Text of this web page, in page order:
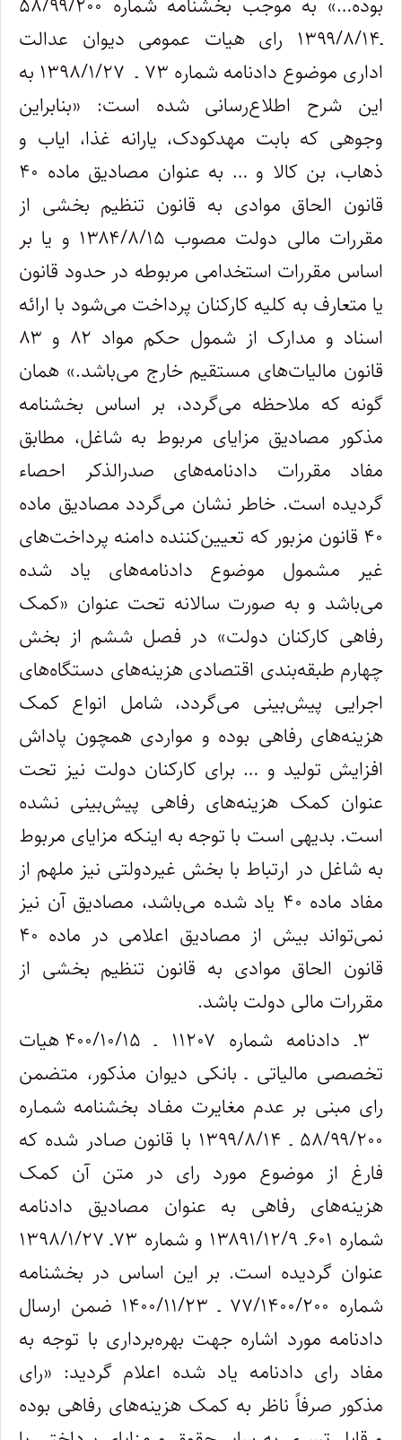
ـ۱۳۹۹/۸/۱۴ رای هیات عمومی دیوان عدالت
اداری موضوع دادنامه شماره ۷۳ ـ ۱۳۹۸/۱/۲۷ به
این شرح اطلاع‌رسانی شده است: «بنابراین
وجوهی که بابت مهدکودک، یارانه غذا، ایاب و
ذهاب، بن کالا و … به عنوان مصادیق ماده ۴۰
قانون الحاق موادی به قانون تنظیم بخشی از
مقررات مالی دولت مصوب ۱۳۸۴/۸/۱۵ و یا بر
اساس مقررات استخدامی مربوطه در حدود قانون
یا متعارف به کلیه کارکنان پرداخت می‌شود با ارائه
اسناد و مدارک از شمول حکم مواد ۸۲ و ۸۳
قانون مالیات‌های مستقیم خارج می‌باشد.» همان
گونه که ملاحظه می‌گردد، بر اساس بخشنامه
مذکور مصادیق مزایای مربوط به شاغل، مطابق
مفاد مقررات دادنامه‌های صدرالذکر احصاء
گردیده است. خاطر نشان می‌گردد مصادیق ماده
۴۰ قانون مزبور که تعیین‌کننده دامنه پرداخت‌های
غیر مشمول موضوع دادنامه‌های یاد شده
می‌باشد و به صورت سالانه تحت عنوان «کمک
رفاهی کارکنان دولت» در فصل ششم از بخش
چهارم طبقه‌بندی اقتصادی هزینه‌های دستگاه‌های
اجرایی پیش‌بینی می‌گردد، شامل انواع کمک
هزینه‌های رفاهی بوده و مواردی همچون پاداش
افزایش تولید و … برای کارکنان دولت نیز تحت
عنوان کمک هزینه‌های رفاهی پیش‌بینی نشده
است. بدیهی است با توجه به اینکه مزایای مربوط
به شاغل در ارتباط با بخش غیردولتی نیز ملهم از
مفاد ماده ۴۰ یاد شده می‌باشد، مصادیق آن نیز
نمی‌تواند بیش از مصادیق اعلامی در ماده ۴۰
قانون الحاق موادی به قانون تنظیم بخشی از
مقررات مالی دولت باشد.
۳ـ دادنامه شماره ۱۱۲۰۷ ـ ۴۰۰/۱۰/۱۵ هیات
تخصصی مالیاتی ـ بانکی دیوان مذکور، متضمن
رای مبنی بر عدم مغایرت مفـاد بخشنامه شمـاره
۵۸/۹۹/۲۰۰ ـ ۱۳۹۹/۸/۱۴ با قانون صـادر شده که
فارغ از موضوع مورد رای در متن آن کمک
هزینه‌های رفاهی به عنوان مصادیق دادنامه
شماره ۶۰۱ـ ۱۳۸۹۱/۱۲/۹ و شماره ۷۳ـ ۱۳۹۸/۱/۲۷
عنوان گردیده است. بر این اساس در بخشنامه
شماره ۷۷/۱۴۰۰/۲۰۰ ـ ۱۴۰۰/۱۱/۲۳ ضمن ارسال
دادنامه مورد اشاره جهت بهره‌برداری با توجه به
مفاد رای دادنامه یاد شده اعلام گردید: «رای
مذکور صرفاً ناظر به کمک هزینه‌های رفاهی بوده